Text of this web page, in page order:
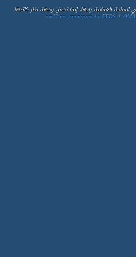
العمانية رأيها، إنما تحمل وجهة نظر كاتبها
om77.net, sponsored byEEDS ®